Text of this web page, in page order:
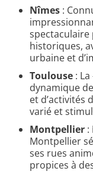
Nîmes :
historiques,
urbaine et
Toulouse :
dynamique
et d’activités
varié et
Montpellier :
Montpellier
ses rues
propices à